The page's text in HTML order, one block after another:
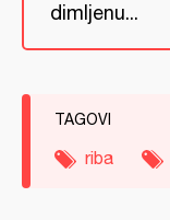
dimljenu...
TAGOVI
riba